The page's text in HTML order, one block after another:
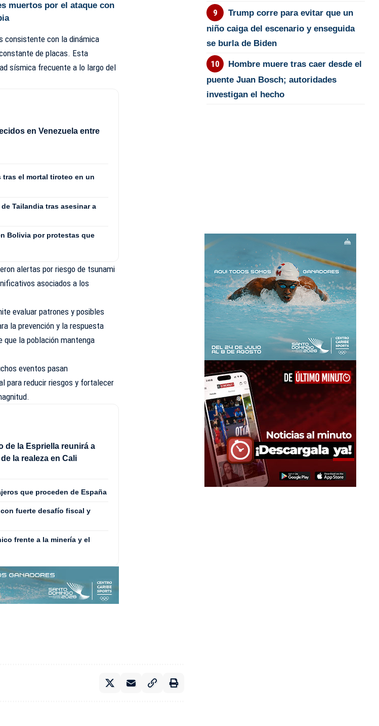
muertos por el ataque con
consistente con la dinámica
de placas. Esta
sísmica frecuente a lo largo del
en Venezuela entre
tras el mortal tiroteo en un
Tailandia tras asesinar a
Bolivia por protestas que
alertas por riesgo de tsunami
asociados a los
evaluar patrones y posibles
la prevención y la respuesta
que la población mantenga
eventos pasan
para reducir riesgos y fortalecer
de la Espriella reunirá a
la realeza en Cali
que proceden de España
fuerte desafío fiscal y
frente a la minería y el
Trump corre para evitar que un
niño caiga del escenario y enseguida
se burla de Biden
Hombre muere tras caer desde el
puente Juan Bosch; autoridades
investigan el hecho